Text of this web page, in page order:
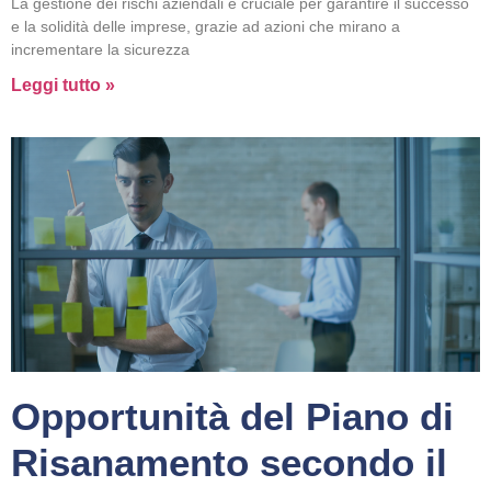
La gestione dei rischi aziendali è cruciale per garantire il successo
e la solidità delle imprese, grazie ad azioni che mirano a
incrementare la sicurezza
Leggi tutto »
Opportunità del Piano di
Risanamento secondo il